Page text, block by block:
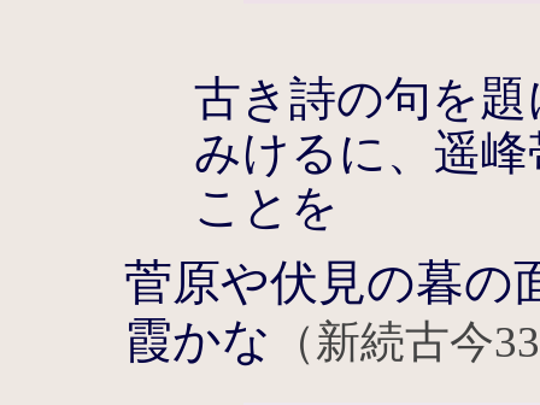
古き詩の句を
みけるに、遥
ことを
菅原や伏見の暮の
霞かな （新続古今